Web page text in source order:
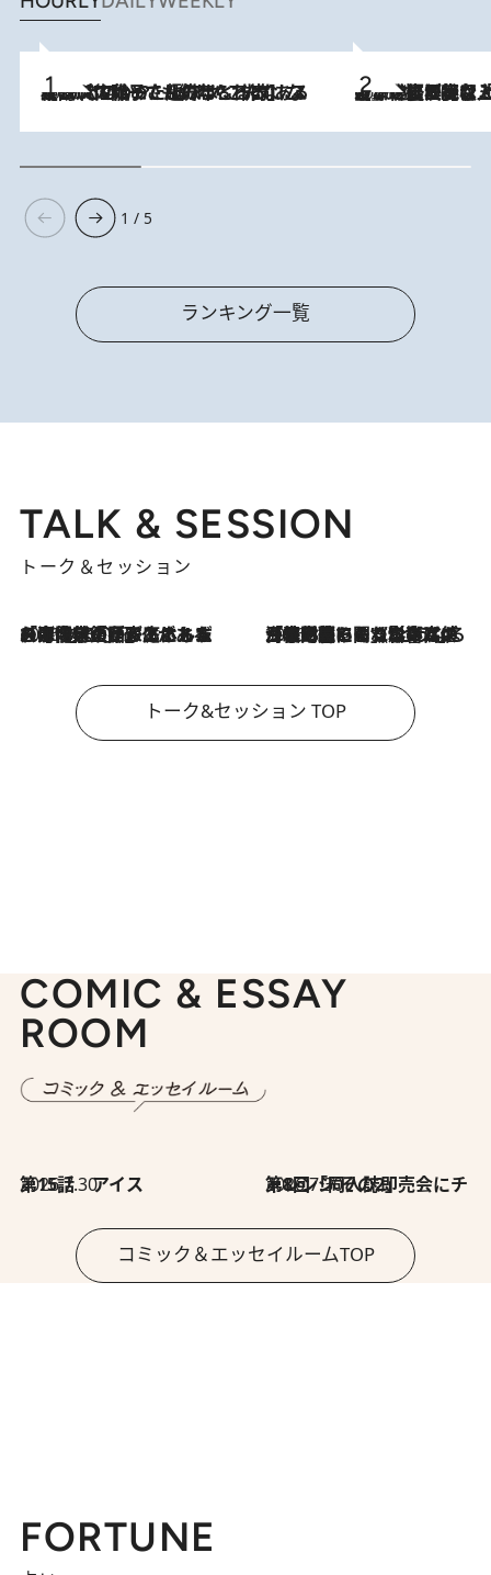
2026.8.5
【阿川佐和子さんの年とる力】なぜ70代で始めた趣味は“こんなに楽しい”のか？ ピアノ、俳句…スランプに陥っても続けられる“ある秘訣”とは 2026.8.5
【なぜ吉沢亮は「気配を消せる」のか？】興行収入208億の『国宝』を経て挑むミュージカル『ディア・エヴァン・ハンセン』。トップ俳優が舞台上でさらけ出した“孤独”とは
1 / 5
ランキング一覧
TALK & SESSION
トーク＆セッション
2026.8.3
「今後値上げがあるとすれば…」「リスクがあるのは今年の冬」エネルギー専門家が語る、ホルムズ海峡封鎖が家庭にもたらす“ある心配” 2026.8.3
「住宅建てられない…」「サーチャージ料の高値が続いている」ホルムズ海峡封鎖による影響はいつまで続く？《エネルギー専門家に聞く“どうなる日本の暮らし”》
トーク&セッション TOP
COMIC & ESSAY
ROOM
2026.7.30
第15話 アイス 2026.7.30
第8回「同人誌即売会にチャレンジ その2」
コミック＆エッセイルームTOP
FORTUNE